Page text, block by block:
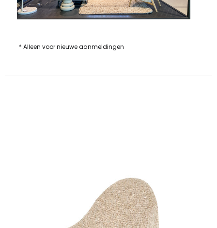
* Alleen voor nieuwe aanmeldingen